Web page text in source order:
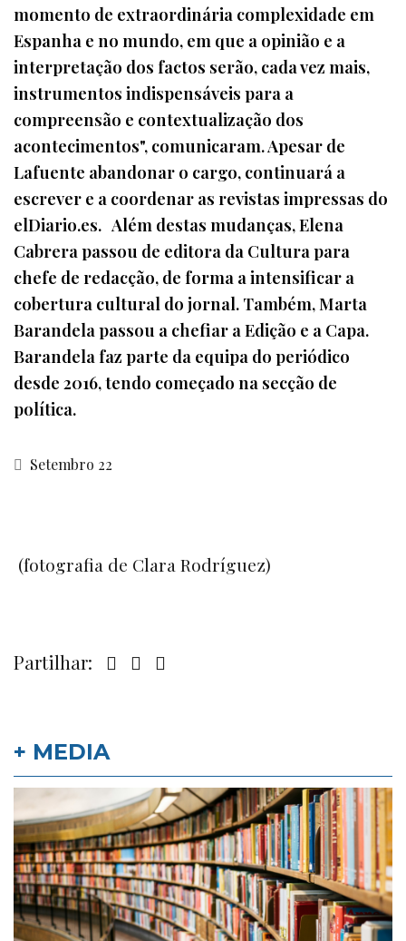
momento de extraordinária complexidade em
Espanha e no mundo, em que a opinião e a
interpretação dos factos serão, cada vez mais,
instrumentos indispensáveis para a
compreensão e contextualização dos
acontecimentos", comunicaram. Apesar de
Lafuente abandonar o cargo, continuará a
escrever e a coordenar as revistas impressas do
elDiario.es. Além destas mudanças, Elena
Cabrera passou de editora da Cultura para
chefe de redacção, de forma a intensificar a
cobertura cultural do jornal. Também, Marta
Barandela passou a chefiar a Edição e a Capa.
Barandela faz parte da equipa do periódico
desde 2016, tendo começado na secção de
política.
Setembro 22
(fotografia de Clara Rodríguez)
Partilhar:
+ MEDIA